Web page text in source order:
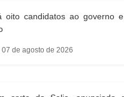
oito candidatos ao governo
de agosto de 2026